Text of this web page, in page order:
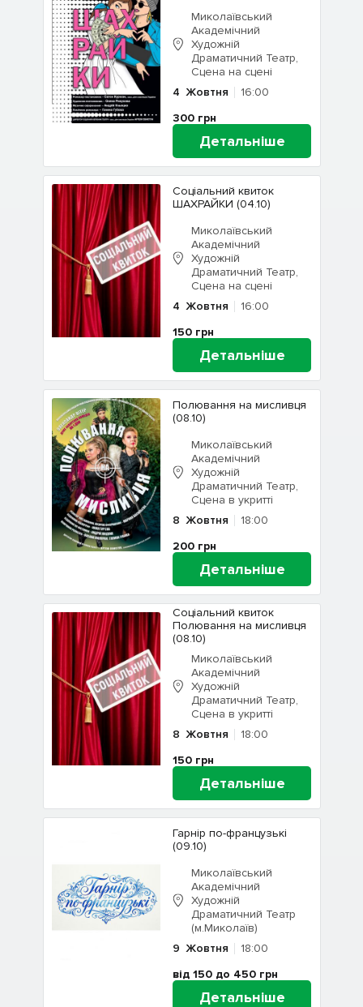
Миколаївський
Академічний
Художній
Драматичний Театр,
Сцена на сцені
4 Жовтня
16:00
300 грн
Детальніше
Соціальний квиток
ШАХРАЙКИ (04.10)
Миколаївський
Академічний
Художній
Драматичний Театр,
Сцена на сцені
4 Жовтня
16:00
150 грн
Детальніше
Полювання на мисливця
(08.10)
Миколаївський
Академічний
Художній
Драматичний Театр,
Сцена в укритті
8 Жовтня
18:00
200 грн
Детальніше
Соціальний квиток
Полювання на мисливця
(08.10)
Миколаївський
Академічний
Художній
Драматичний Театр,
Сцена в укритті
8 Жовтня
18:00
150 грн
Детальніше
Гарнір по-французькі
(09.10)
Миколаївський
Академічний
Художній
Драматичний Театр
(м.Миколаїв)
9 Жовтня
18:00
від 150 до 450 грн
Детальніше